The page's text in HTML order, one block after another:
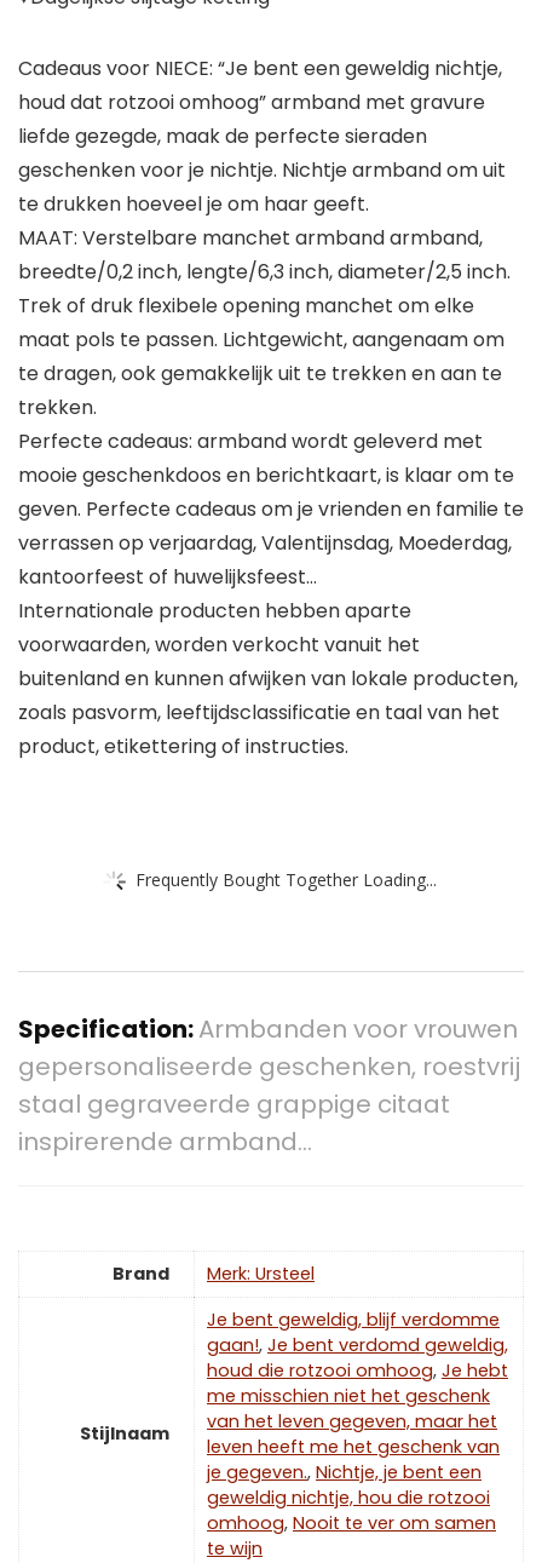
Cadeaus voor NIECE: “Je bent een geweldig nichtje,
houd dat rotzooi omhoog” armband met gravure
liefde gezegde, maak de perfecte sieraden
geschenken voor je nichtje. Nichtje armband om uit
te drukken hoeveel je om haar geeft.
MAAT: Verstelbare manchet armband armband,
breedte/0,2 inch, lengte/6,3 inch, diameter/2,5 inch.
Trek of druk flexibele opening manchet om elke
maat pols te passen. Lichtgewicht, aangenaam om
te dragen, ook gemakkelijk uit te trekken en aan te
trekken.
Perfecte cadeaus: armband wordt geleverd met
mooie geschenkdoos en berichtkaart, is klaar om te
geven. Perfecte cadeaus om je vrienden en familie te
verrassen op verjaardag, Valentijnsdag, Moederdag,
kantoorfeest of huwelijksfeest…
Internationale producten hebben aparte
voorwaarden, worden verkocht vanuit het
buitenland en kunnen afwijken van lokale producten,
zoals pasvorm, leeftijdsclassificatie en taal van het
product, etikettering of instructies.
Frequently Bought Together Loading...
Specification:Armbanden voor vrouwen
gepersonaliseerde geschenken, roestvrij
staal gegraveerde grappige citaat
inspirerende armband…
Brand Merk: Ursteel
Stijlnaam
Je bent geweldig, blijf verdomme
gaan!, Je bent verdomd geweldig,
houd die rotzooi omhoog, Je hebt
me misschien niet het geschenk
van het leven gegeven, maar het
leven heeft me het geschenk van
je gegeven., Nichtje, je bent een
geweldig nichtje, hou die rotzooi
omhoog, Nooit te ver om samen
te wijn